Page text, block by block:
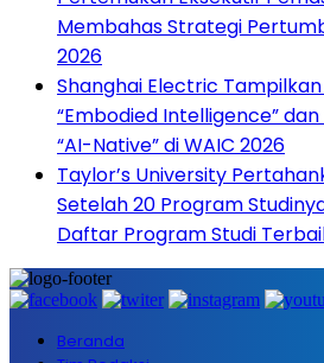
Membahas Strategi
2026
Shanghai Electric
“Embodied Intelligence”
“AI-Native” di WAIC 2026
Taylor’s University
Setelah 20 Program
Daftar Program Studi
Beranda